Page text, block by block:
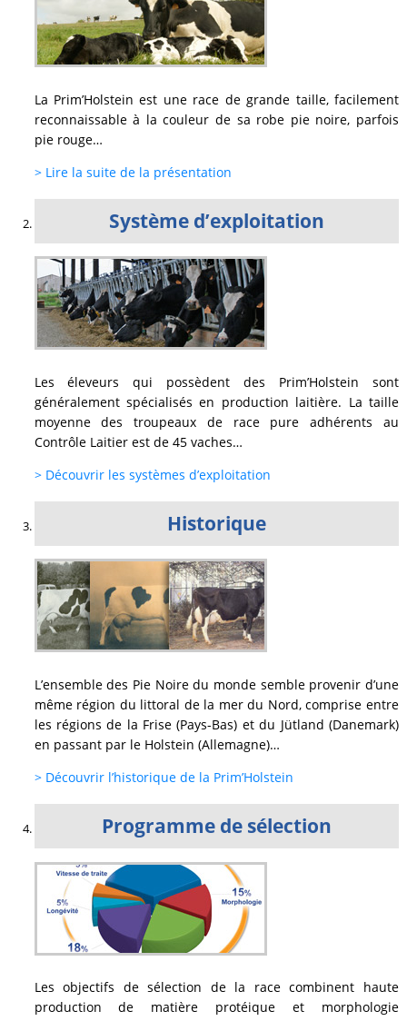
La Prim’Holstein est une race de grande taille, facilement
reconnaissable à la couleur de sa robe pie noire, parfois
pie rouge…
> Lire la suite de la présentation
Système d’exploitation
Les éleveurs qui possèdent des Prim’Holstein sont
généralement spécialisés en production laitière. La taille
moyenne des troupeaux de race pure adhérents au
Contrôle Laitier est de 45 vaches…
> Découvrir les systèmes d’exploitation
Historique
L’ensemble des Pie Noire du monde semble provenir d’une
même région du littoral de la mer du Nord, comprise entre
les régions de la Frise (Pays-Bas) et du Jütland (Danemark)
en passant par le Holstein (Allemagne)…
> Découvrir l’historique de la Prim’Holstein
Programme de sélection
Les objectifs de sélection de la race combinent haute
production de matière protéique et morphologie